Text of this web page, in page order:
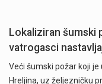
Lokaliziran šumski
vatrogasci
Veći šumski požar koji
Hreljina, uz željezničku